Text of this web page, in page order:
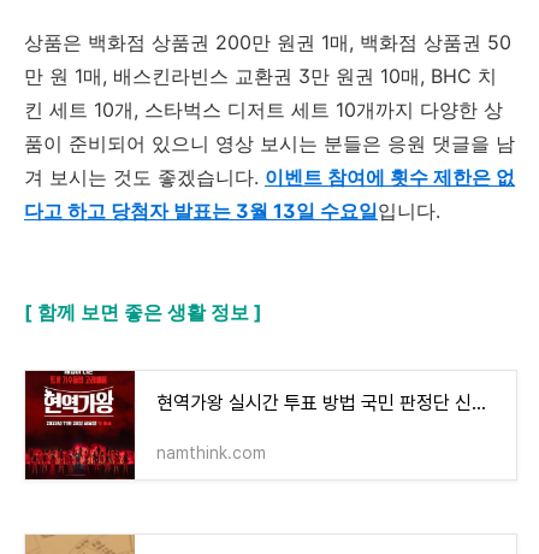
상품은 백화점 상품권 200만 원권 1매, 백화점 상품권 50
만 원 1매, 배스킨라빈스 교환권 3만 원권 10매, BHC 치
킨 세트 10개, 스타벅스 디저트 세트 10개까지 다양한 상
품이 준비되어 있으니 영상 보시는 분들은 응원 댓글을 남
겨 보시는 것도 좋겠습니다. 이벤트 참여에 횟수 제한은 없
다고 하고 당첨자 발표는 3월 13일 수요일입니다.
[ 함께 보면 좋은 생활 정보 ]
현역가왕 실시간 투표 방법 국민 판정단 신청 방법 참가자 방송시간 다시 보기
namthink.com